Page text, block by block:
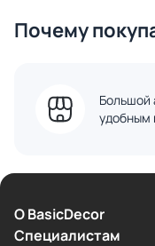
Почему
Большой
удобным
О BasicDecor
Cпециалистам